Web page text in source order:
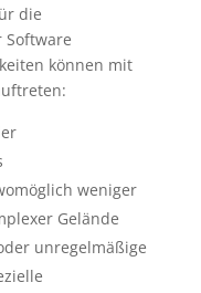
die
können mit
weniger
Gelände
unregelmäßige